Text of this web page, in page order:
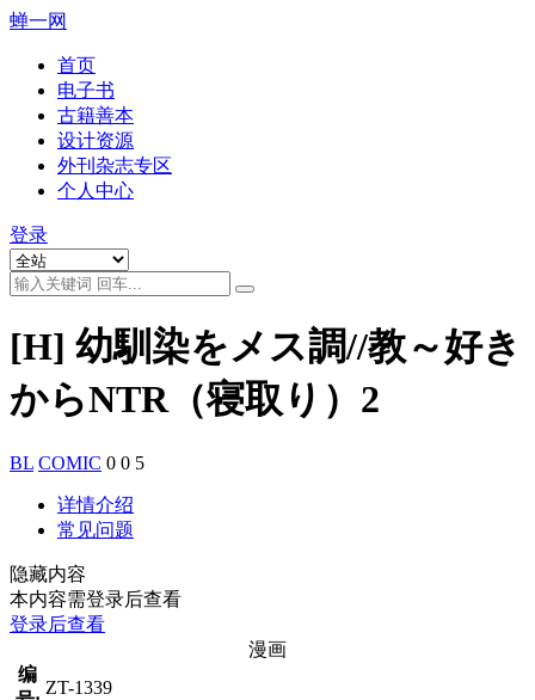
蝉一网
首页
电子书
古籍善本
设计资源
外刊杂志专区
个人中心
登录
[H] 幼馴染をメス調//教～好き
からNTR（寝取り）2
BL COMIC 0 0 5
详情介绍
常见问题
隐藏内容
本内容需登录后查看
登录后查看
漫画
编
ZT-1339